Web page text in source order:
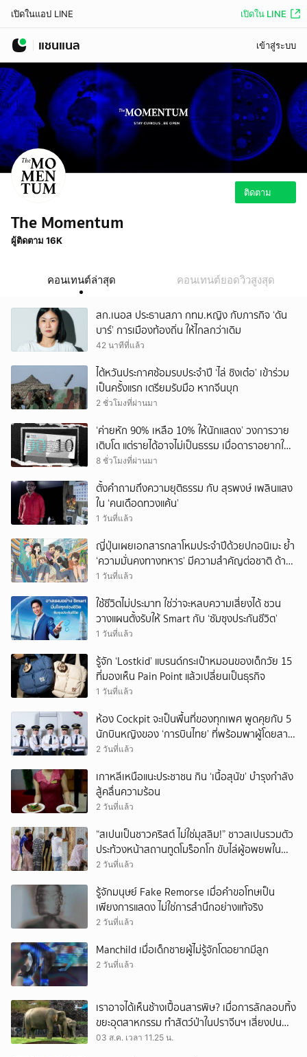
เปิดในแอป LINE เปิดใน LINE
แชนแนล เข้าสู่ระบบ
ติดตาม
The Momentum
ผู้ติดตาม 16K
คอนเทนต์ล่าสุด คอนเทนต์ยอดวิวสูงสุด
สก.เนอส ประธานสภา กทม.หญิง กับภารกิจ ‘ดัน
บาร์’ การเมืองท้องถิ่น ให้ไกลกว่าเดิม
42 นาทีที่แล้ว
ไต้หวันประกาศซ้อมรบประจำปี ‘ไล่ ชิงเต๋อ’ เข้าร่วม
เป็นครั้งแรก เตรียมรับมือ หากจีนบุก
2 ชั่วโมงที่ผ่านมา
‘ค่ายหัก 90% เหลือ 10% ให้นักแสดง’ วงการวาย
เติบโต แต่รายได้อาจไม่เป็นธรรม เมื่อดาราอยากให้มี
‘สัญญามาตรฐาน’
8 ชั่วโมงที่ผ่านมา
ตั้งคำถามถึงความยุติธรรม กับ สุรพงษ์ เพลินแสง
ใน ‘คนเดือดทวงแค้น’
1 วันที่แล้ว
ญี่ปุ่นเผยเอกสารกลาโหมประจำปีด้วยปกอนิเมะ ย้ำ
‘ความมั่นคงทางทหาร’ มีความสำคัญต่อชาติ ด้าน
จีนเตือน ขออย่าซ้ำรอยประวัติศาสตร์
1 วันที่แล้ว
ใช้ชีวิตไม่ประมาท ใช่ว่าจะหลบความเสี่ยงได้ ชวน
วางแผนตั้งรับให้ Smart กับ ‘ซัมซุงประกันชีวิต’
1 วันที่แล้ว
รู้จัก ‘Lostkid’ แบรนด์กระเป๋าหมอนของเด็กวัย 15
ที่มองเห็น Pain Point แล้วเปลี่ยนเป็นธุรกิจ
1 วันที่แล้ว
ห้อง Cockpit จะเป็นพื้นที่ของทุกเพศ พูดคุยกับ 5
นักบินหญิงของ ‘การบินไทย’ ที่พร้อมพาผู้โดยสาร
บินไปทั่วโลก
2 วันที่แล้ว
เกาหลีเหนือแนะประชาชน กิน ‘เนื้อสุนัข’ บำรุงกำลัง
สู้คลื่นความร้อน
2 วันที่แล้ว
“สเปนเป็นชาวคริสต์ ไม่ใช่มุสลิม!” ชาวสเปนรวมตัว
ประท้วงหน้าสถานทูตโมร็อกโก ขับไล่ผู้อพยพใน
เมืองเซวตาออกนอกประเทศ
2 วันที่แล้ว
รู้จักมนุษย์ Fake Remorse เมื่อคำขอโทษเป็น
เพียงการแสดง ไม่ใช่การสำนึกอย่างแท้จริง
2 วันที่แล้ว
Manchild เมื่อเด็กชายผู้ไม่รู้จักโตอยากมีลูก
2 วันที่แล้ว
เราอาจได้เห็นช้างเปื้อนสารพิษ? เมื่อการลักลอบทิ้ง
ขยะอุตสาหกรรม ทำสัตว์ป่าในปราจีนฯ เสี่ยงปน
เปื้อน
03 ส.ค. เวลา 11.25 น.